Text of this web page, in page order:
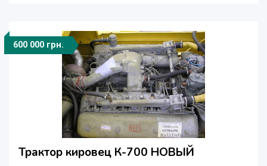
600 000 грн.
Трактор кировец К-700 НОВЫЙ